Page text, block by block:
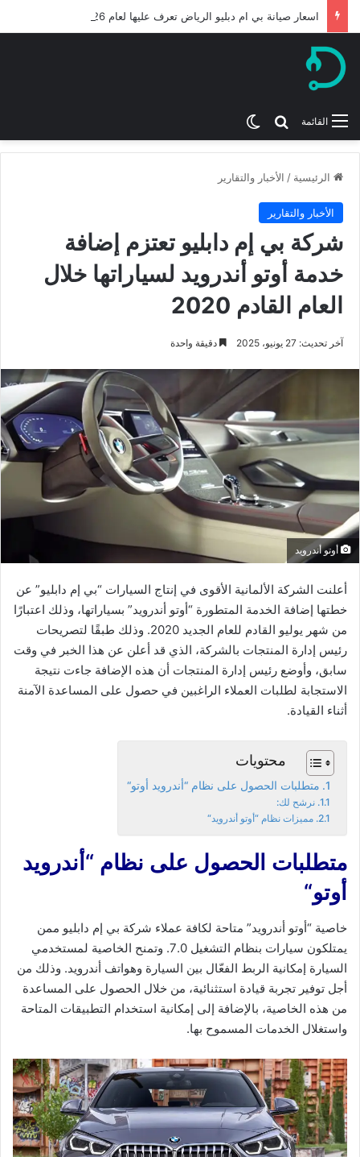
اسعار صيانة بي ام دبليو الرياض تعرف عليها لعام 2026
القائمة بحث عن
الرئيسية / الأخبار والتقارير
الأخبار والتقارير
شركة بي إم دابليو تعتزم إضافة
خدمة أوتو أندرويد لسياراتها خلال
العام القادم 2020
آخر تحديث: 27 يونيو، 2025 دقيقة واحدة
أوتو أندرويد
أعلنت الشركة الألمانية الأقوى في إنتاج السيارات “بي إم دابليو” عن
خطتها إضافة الخدمة المتطورة “أوتو أندرويد” بسياراتها، وذلك اعتبارًا
من شهر يوليو القادم للعام الجديد 2020. وذلك طبقًا لتصريحات
رئيس إدارة المنتجات بالشركة، الذي قد أعلن عن هذا الخبر في وقت
سابق، وأوضع رئيس إدارة المنتجات أن هذه الإضافة جاءت نتيجة
الاستجابة لطلبات العملاء الراغبين في حصول على المساعدة الآمنة
أثناء القيادة.
محتويات
متطلبات الحصول على نظام “أندرويد أوتو“
نرشح لك:
مميزات نظام “أوتو أندرويد“
متطلبات الحصول على نظام “أندرويد
أوتو“
خاصية “أوتو أندرويد” متاحة لكافة عملاء شركة بي إم دابليو ممن
يمتلكون سيارات بنظام التشغيل 7.0. وتمنح الخاصية لمستخدمي
السيارة إمكانية الربط الفعّال بين السيارة وهواتف أندرويد. وذلك من
أجل توفير تجربة قيادة استثنائية، من خلال الحصول على المساعدة
من هذه الخاصية، بالإضافة إلى إمكانية استخدام التطبيقات المتاحة
واستغلال الخدمات المسموح بها.